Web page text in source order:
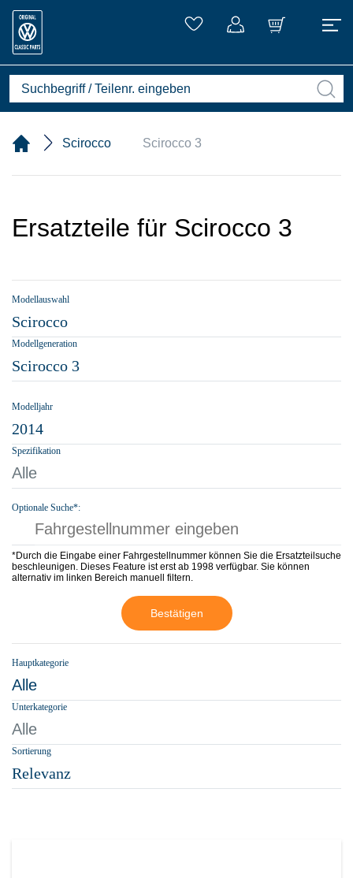
Scirocco Scirocco 3
Ersatzteile für Scirocco 3
Modellauswahl
Scirocco
Modellgeneration
Scirocco 3
Modelljahr
2014
Spezifikation
Alle
Optionale Suche*:
*Durch die Eingabe einer Fahrgestellnummer können Sie die Ersatzteilsuche
beschleunigen. Dieses Feature ist erst ab 1998 verfügbar. Sie können
alternativ im linken Bereich manuell filtern.
Bestätigen
Hauptkategorie
Alle
Unterkategorie
Alle
Sortierung
Relevanz